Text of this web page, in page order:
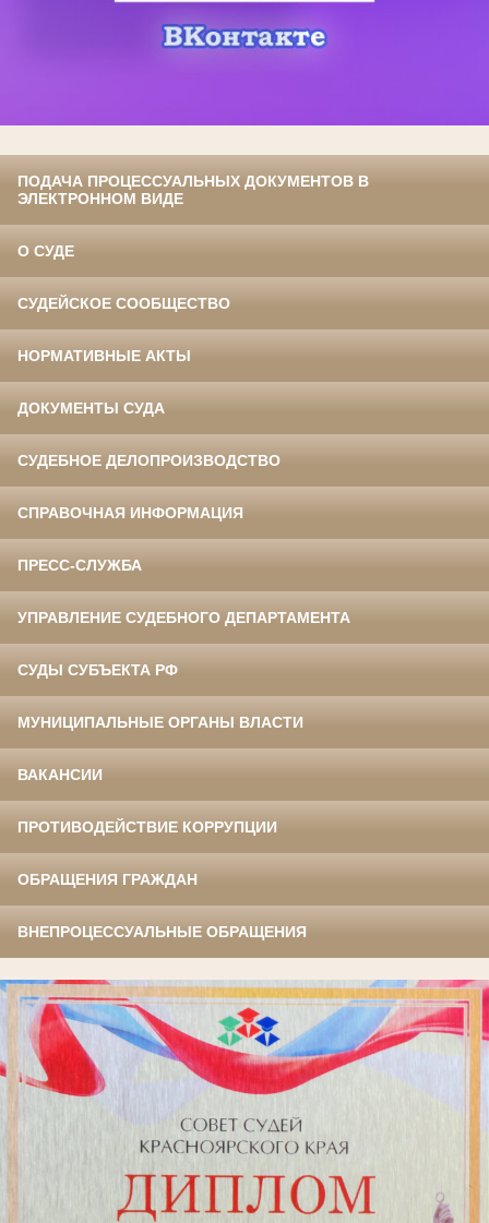
ПОДАЧА ПРОЦЕССУАЛЬНЫХ ДОКУМЕНТОВ В
ЭЛЕКТРОННОМ ВИДЕ
О СУДЕ
СУДЕЙСКОЕ СООБЩЕСТВО
НОРМАТИВНЫЕ АКТЫ
ДОКУМЕНТЫ СУДА
СУДЕБНОЕ ДЕЛОПРОИЗВОДСТВО
СПРАВОЧНАЯ ИНФОРМАЦИЯ
ПРЕСС-СЛУЖБА
УПРАВЛЕНИЕ СУДЕБНОГО ДЕПАРТАМЕНТА
СУДЫ СУБЪЕКТА РФ
МУНИЦИПАЛЬНЫЕ ОРГАНЫ ВЛАСТИ
ВАКАНСИИ
ПРОТИВОДЕЙСТВИЕ КОРРУПЦИИ
ОБРАЩЕНИЯ ГРАЖДАН
ВНЕПРОЦЕССУАЛЬНЫЕ ОБРАЩЕНИЯ